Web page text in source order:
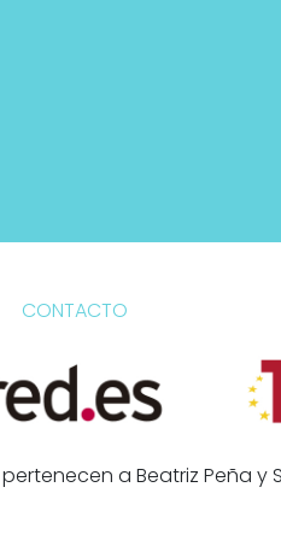
CONTACTO
a Beatriz Peña y